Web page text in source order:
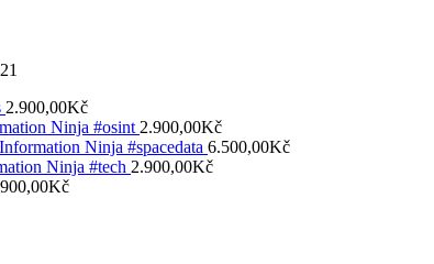
2.900,00Kč
Ninja #osint 2.900,00Kč
Information Ninja #spacedata 6.500,00Kč
Ninja #tech 2.900,00Kč
Kč